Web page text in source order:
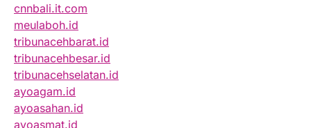
cnnbali.it.com
meulaboh.id
tribunacehbarat.id
tribunacehbesar.id
tribunacehselatan.id
ayoagam.id
ayoasahan.id
ayoasmat.id